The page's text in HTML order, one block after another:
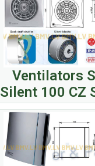
Ventilators
Silent 100 CZ